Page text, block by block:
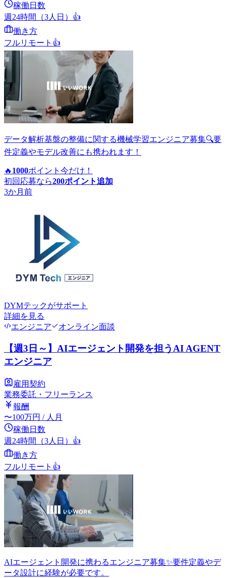
稼働日数
週24時間（3人日） 👍
働き方
フルリモート 👍
データ解析基盤の整備に関する機械学習エンジニア募集🔍要
件定義やモデル改善にも携われます！
🔥 1000ポイント 今だけ！
初回応募なら200ポイント追加
3か月前
DYMテックがサポート
詳細を見る
エンジニア
オンライン面談
【週3日～】AIエージェント開発を担うAI AGENT
エンジニア
雇用契約
業務委託・フリーランス
報酬
〜100万円 / 人月
稼働日数
週24時間（3人日） 👍
働き方
フルリモート 👍
AIエージェント開発に携わるエンジニア募集✨要件定義やデ
ータ設計に経験が必要です。